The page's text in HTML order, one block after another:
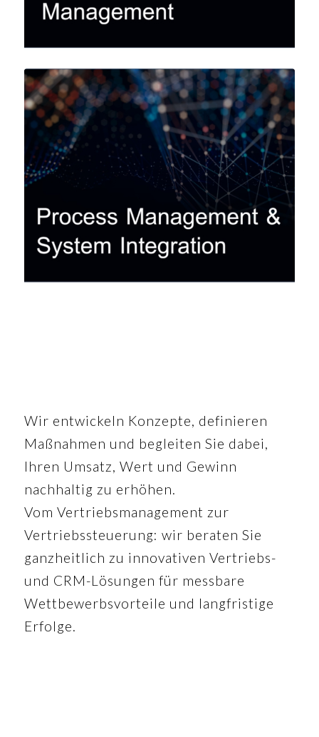
Wir entwickeln Konzepte, definieren
Maßnahmen und begleiten Sie dabei,
Ihren Umsatz, Wert und Gewinn
nachhaltig zu erhöhen.
Vom Vertriebsmanagement zur
Vertriebssteuerung: wir beraten Sie
ganzheitlich zu innovativen Vertriebs-
und CRM-Lösungen für messbare
Wettbewerbsvorteile und langfristige
Erfolge.